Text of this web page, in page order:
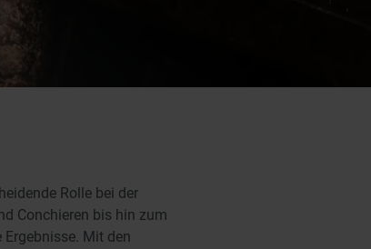
Rolle bei der
Conchieren bis hin zum
Mit den